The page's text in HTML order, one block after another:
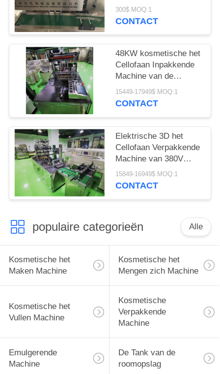
Verpakkende Machine
300$ MOQ:1
CONTACT
48KW kosmetische het
Cellofaan Inpakkende
Machine van de
Condoomdoos
15449-17949$ MOQ:1
CONTACT
Elektrische 3D het
Cellofaan Verpakkende
Machine van 380V
50Hz
15849-16949$ MOQ:1
CONTACT
populaire categorieën Alle
Kosmetische het
Maken Machine
Kosmetische het
Mengen zich Machine
Kosmetische het
Vullen Machine
Kosmetische
Verpakkende
Machine
Emulgerende
Machine
De Tank van de
roomopslag